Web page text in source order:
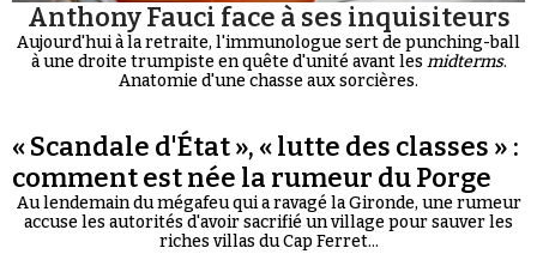
Anthony Fauci face à ses inquisiteurs
Aujourd'hui à la retraite, l'immunologue sert de punching-ball
à une droite trumpiste en quête d'unité avant les midterms.
Anatomie d'une chasse aux sorcières.
« Scandale d'État », « lutte des classes » :
comment est née la rumeur du Porge
Au lendemain du mégafeu qui a ravagé la Gironde, une rumeur
accuse les autorités d'avoir sacrifié un village pour sauver les
riches villas du Cap Ferret...